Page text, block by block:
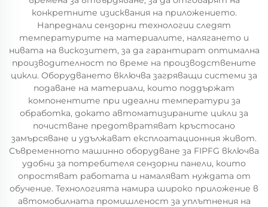
конкретните изисквания на приложението.
Напреднали сензорни технологии следят
температурите на материалите, налягането и
нивата на вискозитет, за да гарантират оптимална
производителност по време на производствените
цикли. Оборудването включва загряващи системи за
подаване на материали, които поддържат
компонентите при идеални температури за
обработка, докато автоматизираните цикли за
почистване предотвратяват кръстосано
замърсяване и удължават експлоатационния живот.
Съвременното машинно оборудване за FIPFG включва
удобни за потребителя сензорни панели, които
опростяват работата и намаляват нуждата от
обучение. Технологията намира широко приложение в
автомобилната промишленост за уплътнения на